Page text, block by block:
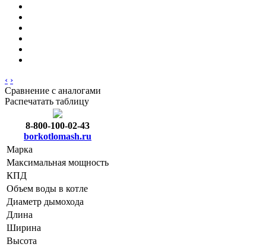
‹ ›
Сравнение с аналогами
Распечатать таблицу
8-800-100-02-43
borkotlomash.ru
Марка
Максимальная мощность
КПД
Объем воды в котле
Диаметр дымохода
Длина
Ширина
Высота